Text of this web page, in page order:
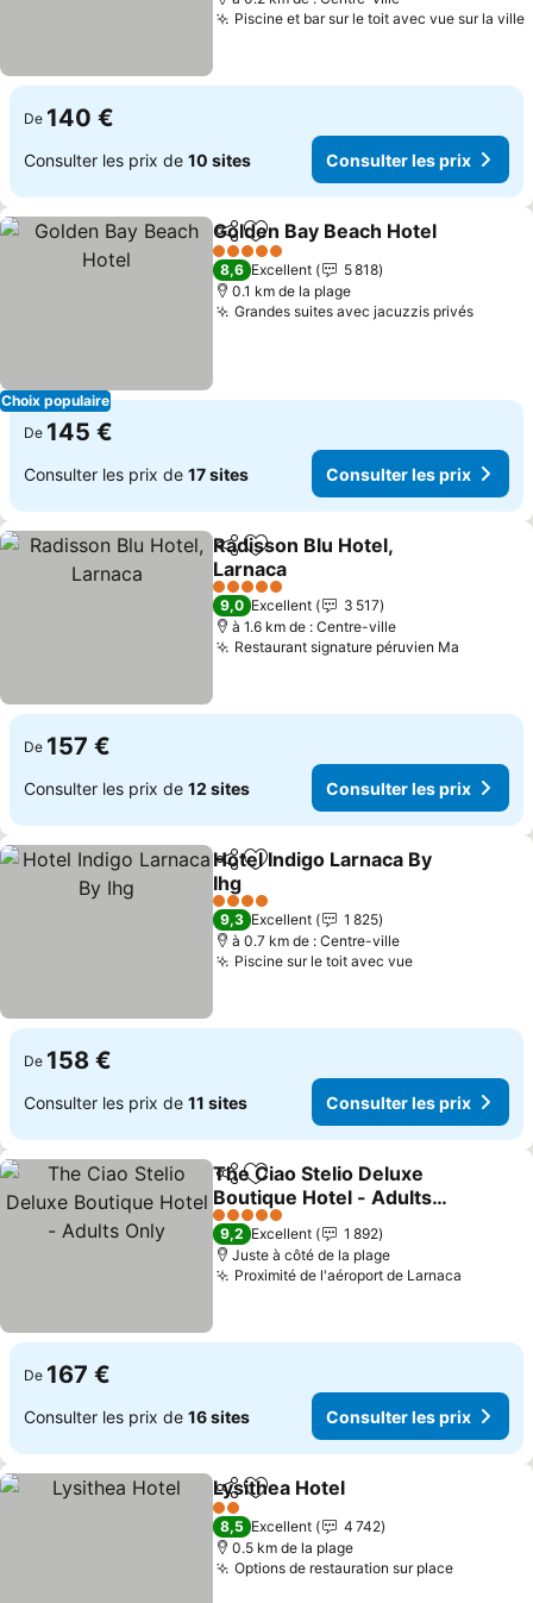
Piscine et bar sur le toit avec vue sur la ville
De 140 €
Consulter les prix de 10 sites Consulter les prix
Choix populaire
PartagerAjouter à mes favoris
Golden Bay Beach Hotel
5 Étoiles
8,6 Excellent
5 818
0.1 km de la plage
Grandes suites avec jacuzzis privés
De 145 €
Consulter les prix de 17 sites Consulter les prix
PartagerAjouter à mes favoris
Radisson Blu Hotel,
Larnaca
5 Étoiles
9,0 Excellent
3 517
à 1.6 km de : Centre-ville
Restaurant signature péruvien Ma
De 157 €
Consulter les prix de 12 sites Consulter les prix
PartagerAjouter à mes favoris
Hotel Indigo Larnaca By
Ihg
4 Étoiles
9,3 Excellent
1 825
à 0.7 km de : Centre-ville
Piscine sur le toit avec vue
De 158 €
Consulter les prix de 11 sites Consulter les prix
PartagerAjouter à mes favoris
The Ciao Stelio Deluxe
Boutique Hotel - Adults
Only
5 Étoiles
9,2 Excellent
1 892
Juste à côté de la plage
Proximité de l'aéroport de Larnaca
De 167 €
Consulter les prix de 16 sites Consulter les prix
PartagerAjouter à mes favoris
Lysithea Hotel
2 Étoiles
8,5 Excellent
4 742
0.5 km de la plage
Options de restauration sur place